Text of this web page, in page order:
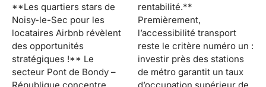
**Les quartiers stars de
Noisy-le-Sec pour les
locataires Airbnb révèlent
des opportunités
stratégiques !** Le
secteur Pont de Bondy –
République concentre
rentabilité.**
Premièrement,
l’accessibilité transport
reste le critère numéro un :
investir près des stations
de métro garantit un taux
d’occupation supérieur de